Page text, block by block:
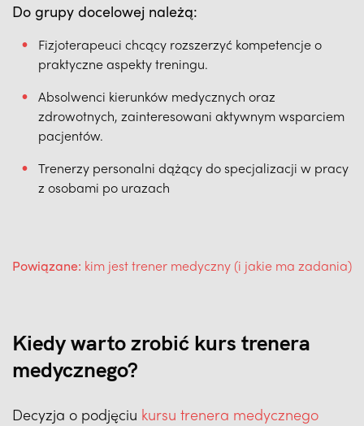
Do grupy docelowej należą:
Fizjoterapeuci chcący rozszerzyć kompetencje o
praktyczne aspekty treningu.
Absolwenci kierunków medycznych oraz
zdrowotnych, zainteresowani aktywnym wsparciem
pacjentów.
Trenerzy personalni dążący do specjalizacji w pracy
z osobami po urazach
Powiązane: kim jest trener medyczny (i jakie ma zadania)
Kiedy warto zrobić kurs trenera
medycznego?
Decyzja o podjęciu kursu trenera medycznego